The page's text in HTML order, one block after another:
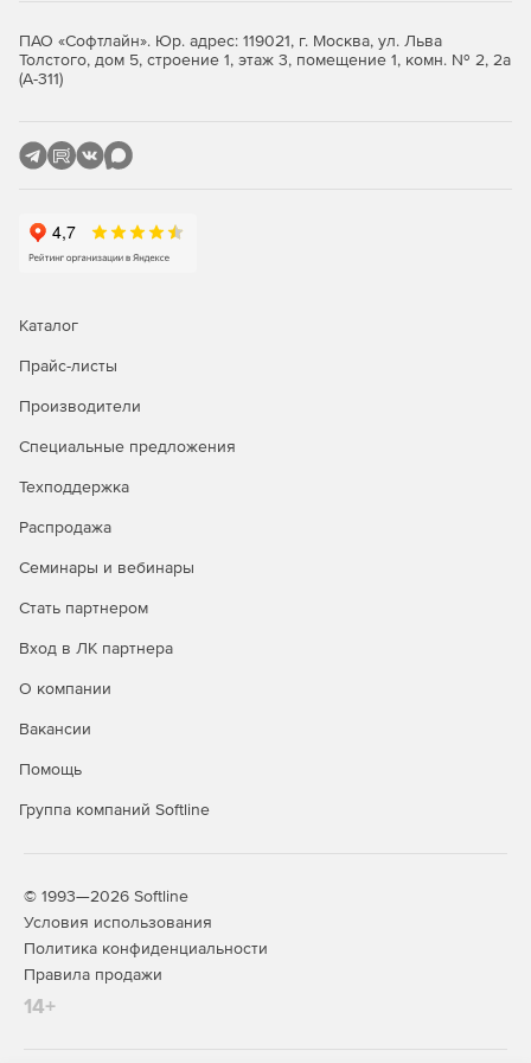
Большое число программ стороннего программного
Как выбрать Astra Linux?
Операционная система Astra Linux Special Edition доступна
Редакция «ОРЕЛ» - обычный уровень защищенности.
Продукт является доступным техническим вариантом для
сетям общего доступа, в образовательных учреждениях,
а также используется для домашнего использования.
обрабатывающих информацию ограниченного доступа, к
информации.
информационных системах персональных данных, а также
в составе значимых объектов КИИ любого класса
(уровня, категории) защищенности. Дополнительно
ПАО «Софтлайн». Юр. адрес: 119021, г. Москва, ул. Льва
Толстого, дом 5, строение 1, этаж 3, помещение 1, комн. № 2, 2а
(А-311)
Каталог
Прайс-листы
Производители
Специальные предложения
Техподдержка
Распродажа
Семинары и вебинары
Стать партнером
Вход в ЛК партнера
О компании
Вакансии
Помощь
Группа компаний Softline
© 1993—2026 Softline
Условия использования
Политика конфиденциальности
Правила продажи
14+